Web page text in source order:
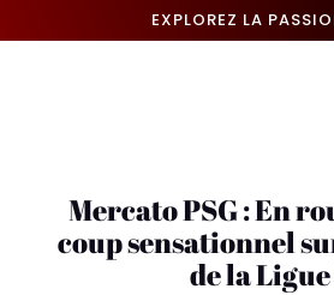
EXPLOREZ LA
Mercato PSG : En
coup sensationnel
de la Ligue